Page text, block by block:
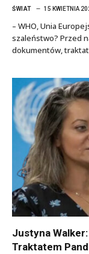
ŚWIAT 15 KWIETNIA
– WHO, Unia
szaleństwo? Przed
dokumentów,
Justyna
Traktatem